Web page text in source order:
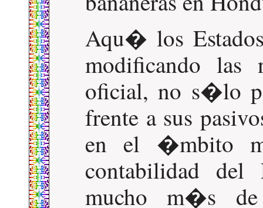
Aqu� los
modificando las
oficial, no s�lo
frente a sus
en el �mbito
contabilidad del
mucho m�s